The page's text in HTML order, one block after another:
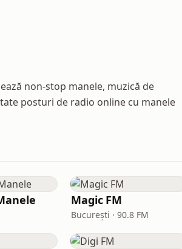
non-stop manele, muzică de
posturi de radio online cu manele
Magic FM
București · 90.8 FM